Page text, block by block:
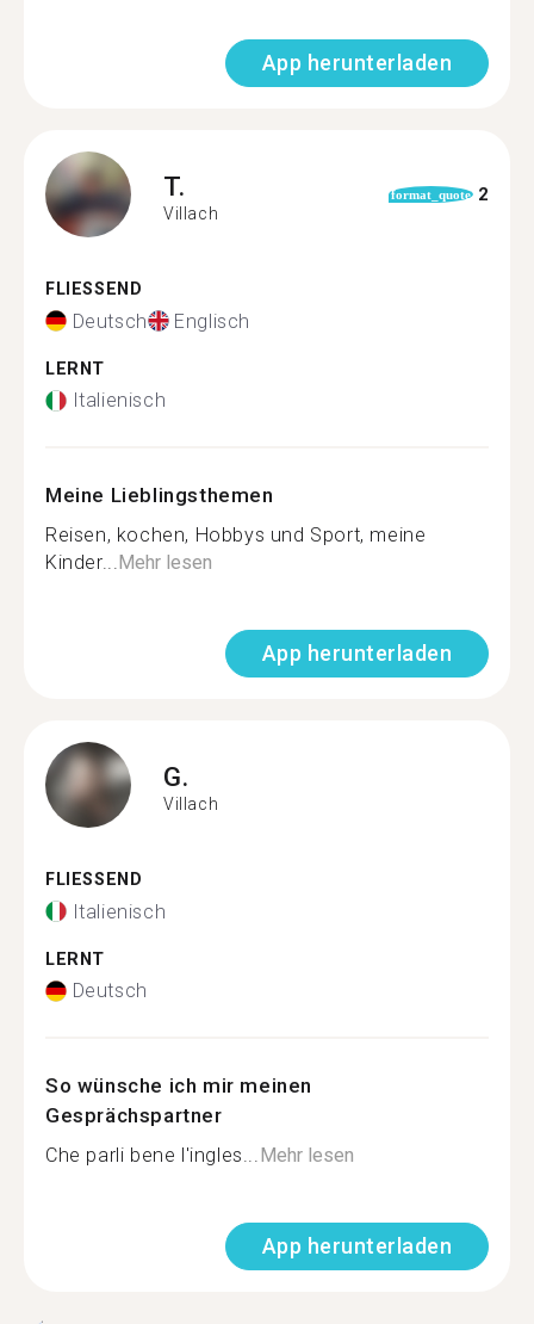
App herunterladen
T.
Villach
format_quote 2
FLIESSEND
Deutsch Englisch
LERNT
Italienisch
Meine Lieblingsthemen
Reisen, kochen, Hobbys und Sport, meine
Kinder...Mehr lesen
App herunterladen
G.
Villach
FLIESSEND
Italienisch
LERNT
Deutsch
So wünsche ich mir meinen
Gesprächspartner
Che parli bene l'ingles...Mehr lesen
App herunterladen